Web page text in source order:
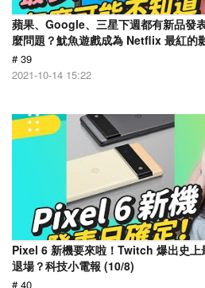
蘋果、Google、三星下週都有新品發
麼問題？魷魚遊戲成為 Netflix 最紅的
# 39
2021-10-14 15:22
Pixel 6 新機要來啦！Twitch 爆出史上
退場？科技小電報 (10/8)
# 40